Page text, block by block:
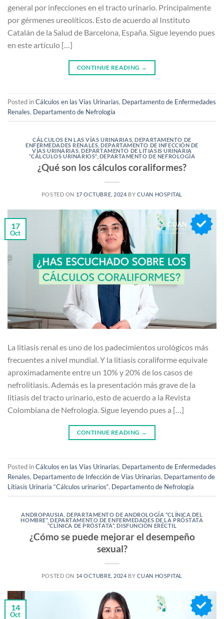
general por infecciones en el tracto urinario. Principalmente
por gérmenes ureolíticos. Esto de acuerdo al Instituto
Catalán de la Salud de Barcelona, España. Sigue leyendo pues
en este artículo […]
CONTINUE READING →
Posted inCálculos en las Vías Urinarias, Departamento de Enfermedades
Renales, Departamento de Nefrología
CÁLCULOS EN LAS VÍAS URINARIAS ,DEPARTAMENTO DE
ENFERMEDADES RENALES ,DEPARTAMENTO DE INFECCIÓN DE
VÍAS URINARIAS ,DEPARTAMENTO DE LITIASIS URINARIA
“CÁLCULOS URINARIOS“, DEPARTAMENTO DE NEFROLOGÍA
¿Qué son los cálculos coraliformes?
POSTED ON 17 OCTUBRE, 2024 BY CUAN HOSPITAL
17
Oct
La litiasis renal es uno de los padecimientos urológicos más
frecuentes a nivel mundial. Y la litiasis coraliforme equivale
aproximadamente entre un 10% y 20% de los casos de
nefrolitiasis. Además es la presentación más grave de la
litiasis del tracto urinario, esto de acuerdo a la Revista
Colombiana de Nefrología. Sigue leyendo pues a […]
CONTINUE READING →
Posted inCálculos en las Vías Urinarias, Departamento de Enfermedades
Renales, Departamento de Infección de Vías Urinarias, Departamento de
Litiasis Urinaria “Cálculos urinarios“, Departamento de Nefrología
ANDROPAUSIA DEPARTAMENTO DE ANDROLOGÍA “CLÍNICA DEL
HOMBRE“,DEPARTAMENTO DE ENFERMEDADES DE LA PRÓSTATA
“CLÍNICA DE PRÓSTATA“,DISFUNCIÓN ERÉCTIL
¿Cómo se puede mejorar el desempeño
sexual?
POSTED ON 14 OCTUBRE, 2024 BY CUAN HOSPITAL
14
Oct